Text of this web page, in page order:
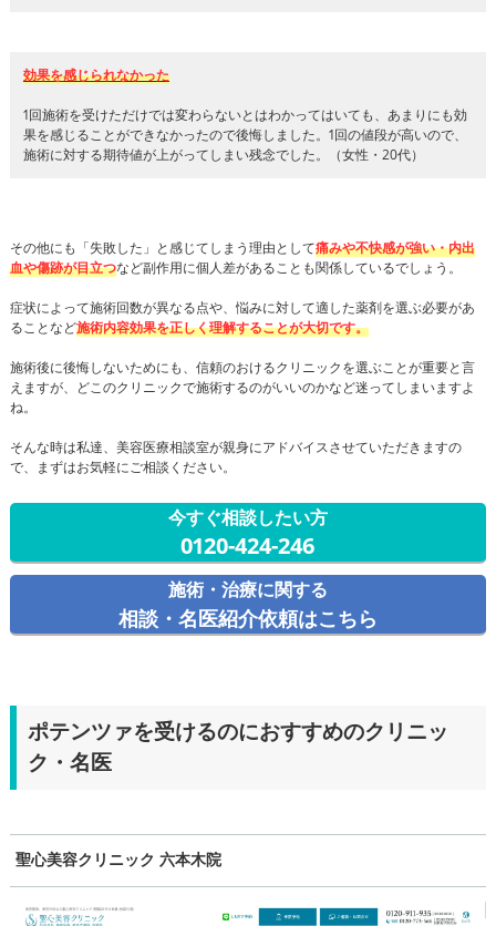
効果を感じられなかった
1回施術を受けただけでは変わらないとはわかってはいても、あまりにも効
果を感じることができなかったので後悔しました。1回の値段が高いので、
施術に対する期待値が上がってしまい残念でした。（女性・20代）
その他にも「失敗した」と感じてしまう理由として痛みや不快感が強い・内出
血や傷跡が目立つなど副作用に個人差があることも関係しているでしょう。
症状によって施術回数が異なる点や、悩みに対して適した薬剤を選ぶ必要があ
ることなど施術内容効果を正しく理解することが大切です。
施術後に後悔しないためにも、信頼のおけるクリニックを選ぶことが重要と言
えますが、どこのクリニックで施術するのがいいのかなど迷ってしまいますよ
ね。
そんな時は私達、美容医療相談室が親身にアドバイスさせていただきますの
で、まずはお気軽にご相談ください。
今すぐ相談したい方
0120-424-246
施術・治療に関する
相談・名医紹介依頼はこちら
ポテンツァを受けるのにおすすめのクリニッ
ク・名医
聖心美容クリニック 六本木院